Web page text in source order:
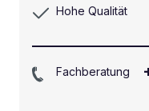
Hohe Qualität
Fachberatung